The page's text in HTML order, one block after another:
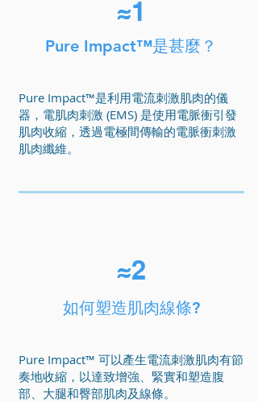
≈1
Pure Impact™是甚麼？
Pure Impact™是利用電流刺激肌肉的儀
器，電肌肉刺激 (EMS) 是使用電脈衝引發
肌肉收縮，透過電極間傳輸的電脈衝刺激
肌肉纖維。
≈2
如何塑造肌肉線條?
Pure Impact™ 可以產生電流刺激肌肉有節
奏地收縮，以達致增強、緊實和塑造腹
部、大腿和臀部肌肉及線條。